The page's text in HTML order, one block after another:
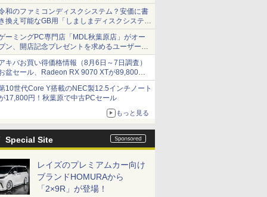
和のファミコンディスクシステム？安価に書
換え可能なGB用「しましまディスクシステ
」
ーミングPC専門店「MDL秋葉原店」がオー
ン、開店記念プレゼントを求めるユーザーが
し寄せ長蛇の列に
キバお買い得価格情報（8月6日～7日調査）
盆セール、Radeon RX 9070 XTが89,800
、水平周波数24.8kHz対応の17型モニターが
円、暑さ指数連動セール ほか
10世代Core Y搭載のNEC製12.5インチノート
17,800円！秋葉原で中古PCセール
もっと見る
Special Site
レイズのプレミアムカー向け
ブランドHOMURAから
「2×9R」が登場！